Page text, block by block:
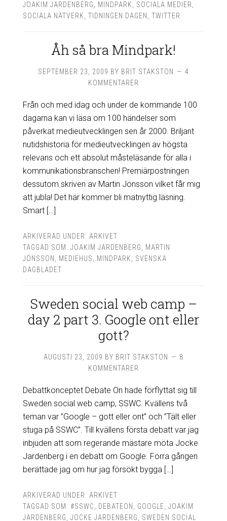
JOAKIM JARDENBERG MINDPARK SOCIALA MEDIER
SOCIALA NÄTVERK
TIDNINGEN DAGEN TWITTER
Åh så bra Mindpark!
SEPTEMBER 23, 2009 BY BRIT STAKSTON
4
KOMMENTARER
Från och med idag och under de kommande 100
dagarna kan vi läsa om 100 händelser som
påverkat medieutvecklingen sen år 2000. Briljant
nutidshistoria för medieutvecklingen av högsta
relevans och ett absolut måsteläsande för alla i
kommunikationsbranschen! Premiärpostningen
dessutom skriven av Martin Jönsson vilket får mig
att jubla! Det här kommer bli matnyttig läsning.
Smart […]
ARKIVERAD UNDER: ARKIVET
TAGGAD SOM: JOAKIM JARDENBERG
MARTIN
JÖNSSON
MEDIEHUS MINDPARK
SVENSKA
DAGBLADET
Sweden social web camp –
day 2 part 3. Google ont eller
gott?
AUGUSTI 23, 2009 BY BRIT STAKSTON
8
KOMMENTARER
Debattkonceptet Debate On hade förflyttat sig till
Sweden social web camp, SSWC. Kvällens två
teman var ”Google – gott eller ont” och ”Tält eller
stuga på SSWC”. Till kvällens första debatt var jag
inbjuden att som regerande mästare möta Jocke
Jardenberg i en debatt om Google. Förra gången
berättade jag om hur jag försökt bygga […]
ARKIVERAD UNDER: ARKIVET
TAGGAD SOM: #SSWC DEBATEON GOOGLE JOAKIM
JARDENBERG
JOCKE JARDENBERG
SWEDEN SOCIAL